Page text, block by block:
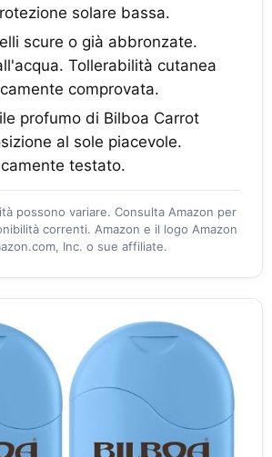
solare bassa.
scure o già abbronzate.
Tollerabilità cutanea
comprovata.
profumo di Bilboa Carrot
al sole piacevole.
testato.
possono variare. Consulta Amazon per
correnti. Amazon e il logo Amazon
Inc. o sue affiliate.